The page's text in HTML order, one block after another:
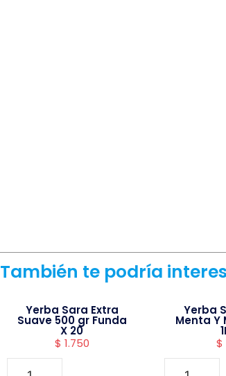
También te podría
Yerba Sara Extra
Suave 500 gr Funda
X 20
$ 1.750
Yerba
Menta Y
$